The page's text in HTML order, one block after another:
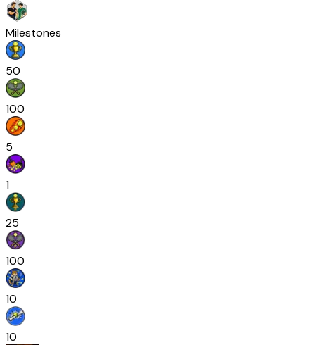
Milestones
50
100
5
1
25
100
10
10